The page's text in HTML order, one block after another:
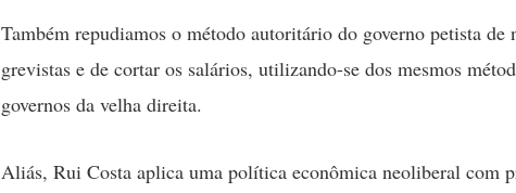
Também repudiamos o método autoritário do governo petista de
grevistas e de cortar os salários, utilizando-se dos mesmos
governos da velha direita.
Aliás, Rui Costa aplica uma política econômica neoliberal com